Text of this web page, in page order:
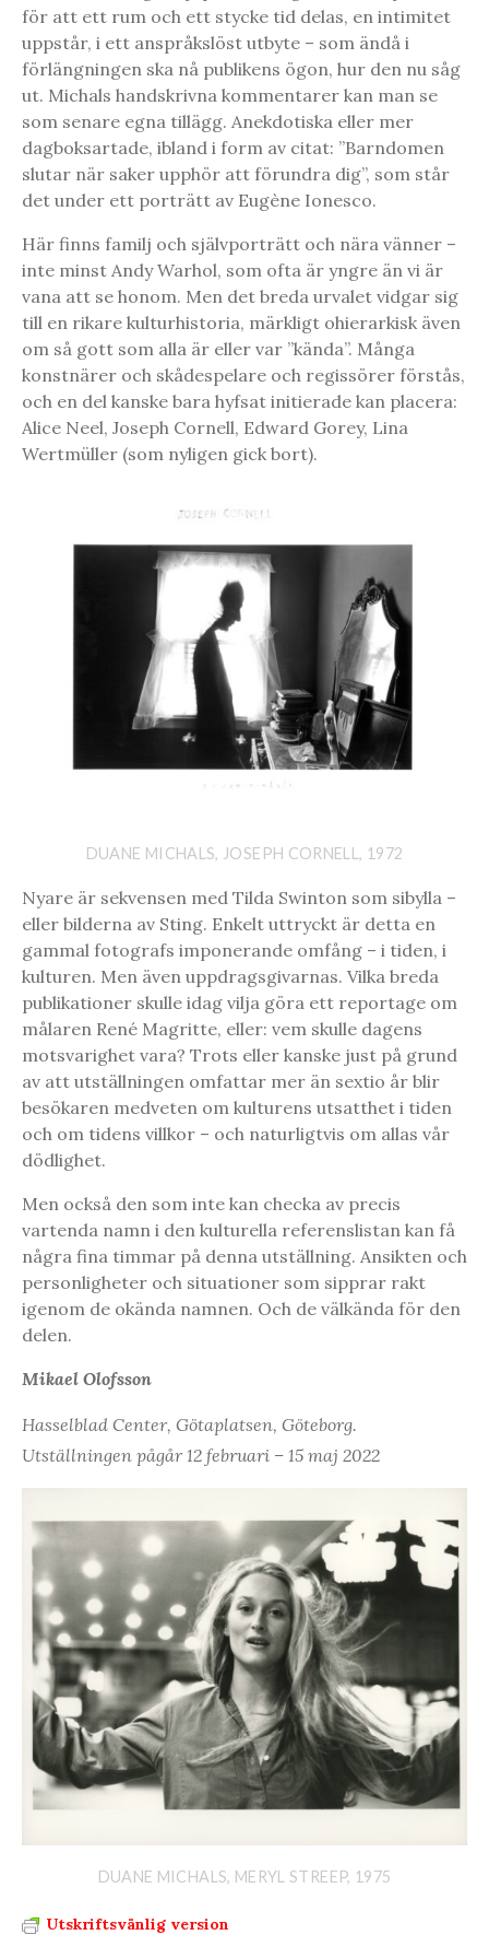
för att ett rum och ett stycke tid delas, en intimitet
uppstår, i ett anspråkslöst utbyte – som ändå i
förlängningen ska nå publikens ögon, hur den nu såg
ut. Michals handskrivna kommentarer kan man se
som senare egna tillägg. Anekdotiska eller mer
dagboksartade, ibland i form av citat: ”Barndomen
slutar när saker upphör att förundra dig”, som står
det under ett porträtt av Eugène Ionesco.
Här finns familj och självporträtt och nära vänner –
inte minst Andy Warhol, som ofta är yngre än vi är
vana att se honom. Men det breda urvalet vidgar sig
till en rikare kulturhistoria, märkligt ohierarkisk även
om så gott som alla är eller var ”kända”. Många
konstnärer och skådespelare och regissörer förstås,
och en del kanske bara hyfsat initierade kan placera:
Alice Neel, Joseph Cornell, Edward Gorey, Lina
Wertmüller (som nyligen gick bort).
DUANE MICHALS, JOSEPH CORNELL, 1972
Nyare är sekvensen med Tilda Swinton som sibylla –
eller bilderna av Sting. Enkelt uttryckt är detta en
gammal fotografs imponerande omfång – i tiden, i
kulturen. Men även uppdragsgivarnas. Vilka breda
publikationer skulle idag vilja göra ett reportage om
målaren René Magritte, eller: vem skulle dagens
motsvarighet vara? Trots eller kanske just på grund
av att utställningen omfattar mer än sextio år blir
besökaren medveten om kulturens utsatthet i tiden
och om tidens villkor – och naturligtvis om allas vår
dödlighet.
Men också den som inte kan checka av precis
vartenda namn i den kulturella referenslistan kan få
några fina timmar på denna utställning. Ansikten och
personligheter och situationer som sipprar rakt
igenom de okända namnen. Och de välkända för den
delen.
Mikael Olofsson
Hasselblad Center, Götaplatsen, Göteborg.
Utställningen pågår 12 februari – 15 maj 2022
DUANE MICHALS, MERYL STREEP, 1975
Utskriftsvänlig version